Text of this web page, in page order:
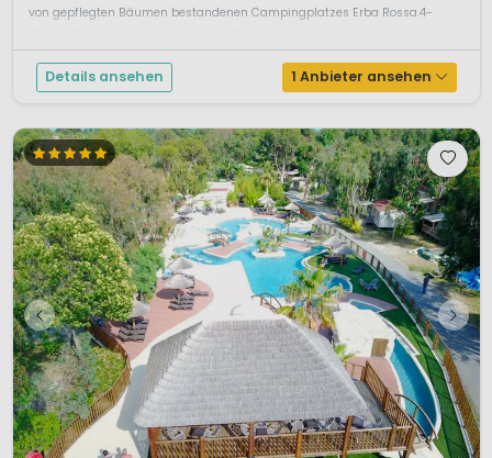
von gepflegten Bäumen bestandenen Campingplatzes Erba Rossa.4-
S...
Details ansehen 1 Anbieter ansehen